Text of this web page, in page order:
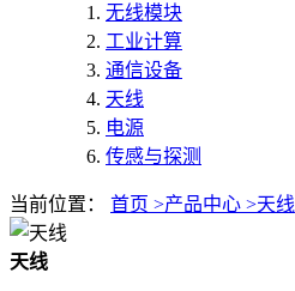
无线模块
工业计算
通信设备
天线
电源
传感与探测
当前位置： 首页 >产品中心 >天线
天线